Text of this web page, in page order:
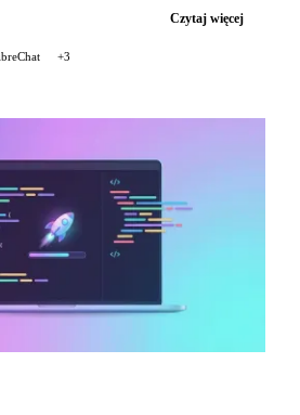
zmianami w sposobieCzytaj więcej
+3